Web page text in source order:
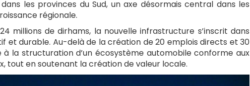
les provinces du Sud, un axe désormais central dans les
régionale.
millions de dirhams, la nouvelle infrastructure s’inscrit dans
et durable. Au-delà de la création de 20 emplois directs et 30
la structuration d’un écosystème automobile conforme aux
tout en soutenant la création de valeur locale.